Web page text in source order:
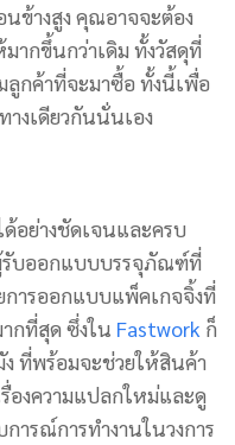
ข้างสูง คุณอาจจะต้อง
ากขึ้นกว่าเดิม ทั้งวัสดุที่
ลูกค้าที่จะมาซื้อ ทั้งนี้เพื่อ
งเดียวกันนั่นเอง
อย่างชัดเจนและครบ
รับออกแบบบรรจุภัณฑ์ที่
การออกแบบแพ็คเกจจิ้งที่
กที่สุด ซึ่งใน Fastwork ก็
ที่พร้อมจะช่วยให้สินค้า
องความแปลกใหม่และดู
ารณ์การทำงานในวงการ